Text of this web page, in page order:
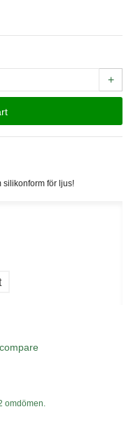
+
silikonform för ljus!
omdömen.